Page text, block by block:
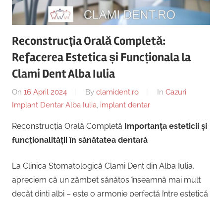
|
Centru
Implantologie
Copii,
Dentist,
Ion
Lăncrănjan
Alba
Iulia
510218,
+40754463365
Reconstrucția Orală Completă:
Refacerea Estetica și Funcționala la
Clami Dent Alba Iulia
On 16 April 2024 By clamident.ro In Cazuri
Implant Dentar Alba Iulia, implant dentar
Reconstrucția Orală Completă Importanța esteticii și
funcționalității în sănătatea dentară
La Clinica Stomatologică Clami Dent din Alba Iulia,
apreciem că un zâmbet sănătos înseamnă mai mult
decât dinți albi – este o armonie perfectă între estetică